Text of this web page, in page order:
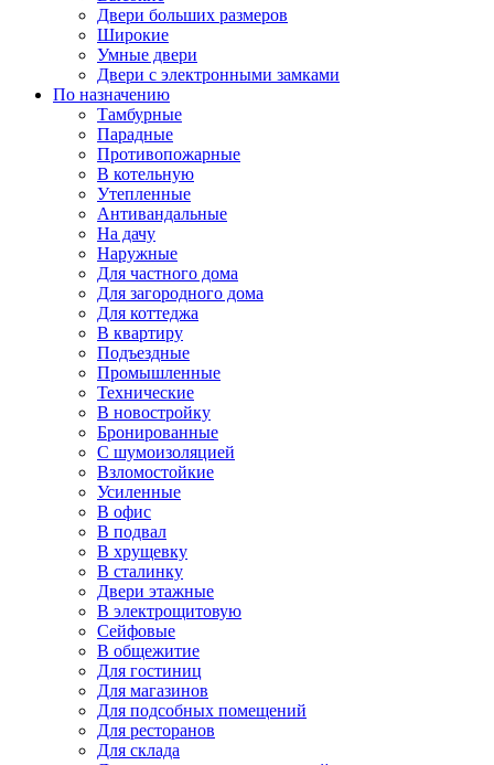
Двери больших размеров
Широкие
Умные двери
Двери с электронными замками
По назначению
Тамбурные
Парадные
Противопожарные
В котельную
Утепленные
Антивандальные
На дачу
Наружные
Для частного дома
Для загородного дома
Для коттеджа
В квартиру
Подъездные
Промышленные
Технические
В новостройку
Бронированные
С шумоизоляцией
Взломостойкие
Усиленные
В офис
В подвал
В хрущевку
В сталинку
Двери этажные
В электрощитовую
Сейфовые
В общежитие
Для гостиниц
Для магазинов
Для подсобных помещений
Для ресторанов
Для склада